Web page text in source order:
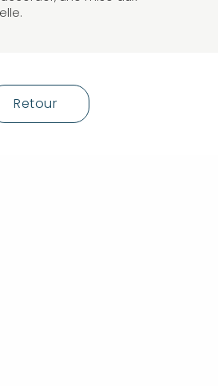
Retour